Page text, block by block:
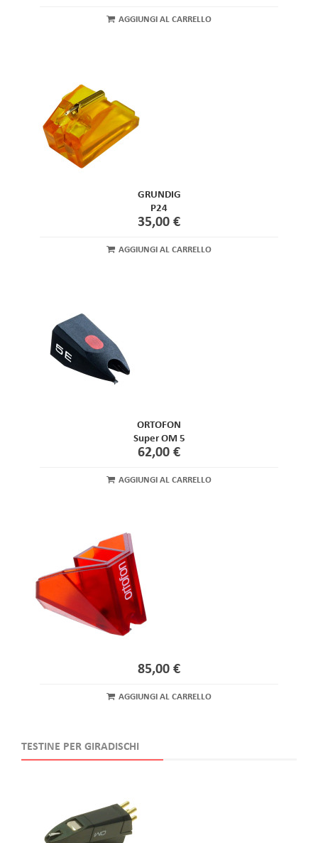
AGGIUNGI AL CARRELLO
GRUNDIG
P24
35,00 €
AGGIUNGI AL CARRELLO
ORTOFON
Super OM 5
62,00 €
AGGIUNGI AL CARRELLO
85,00 €
AGGIUNGI AL CARRELLO
TESTINE PER GIRADISCHI